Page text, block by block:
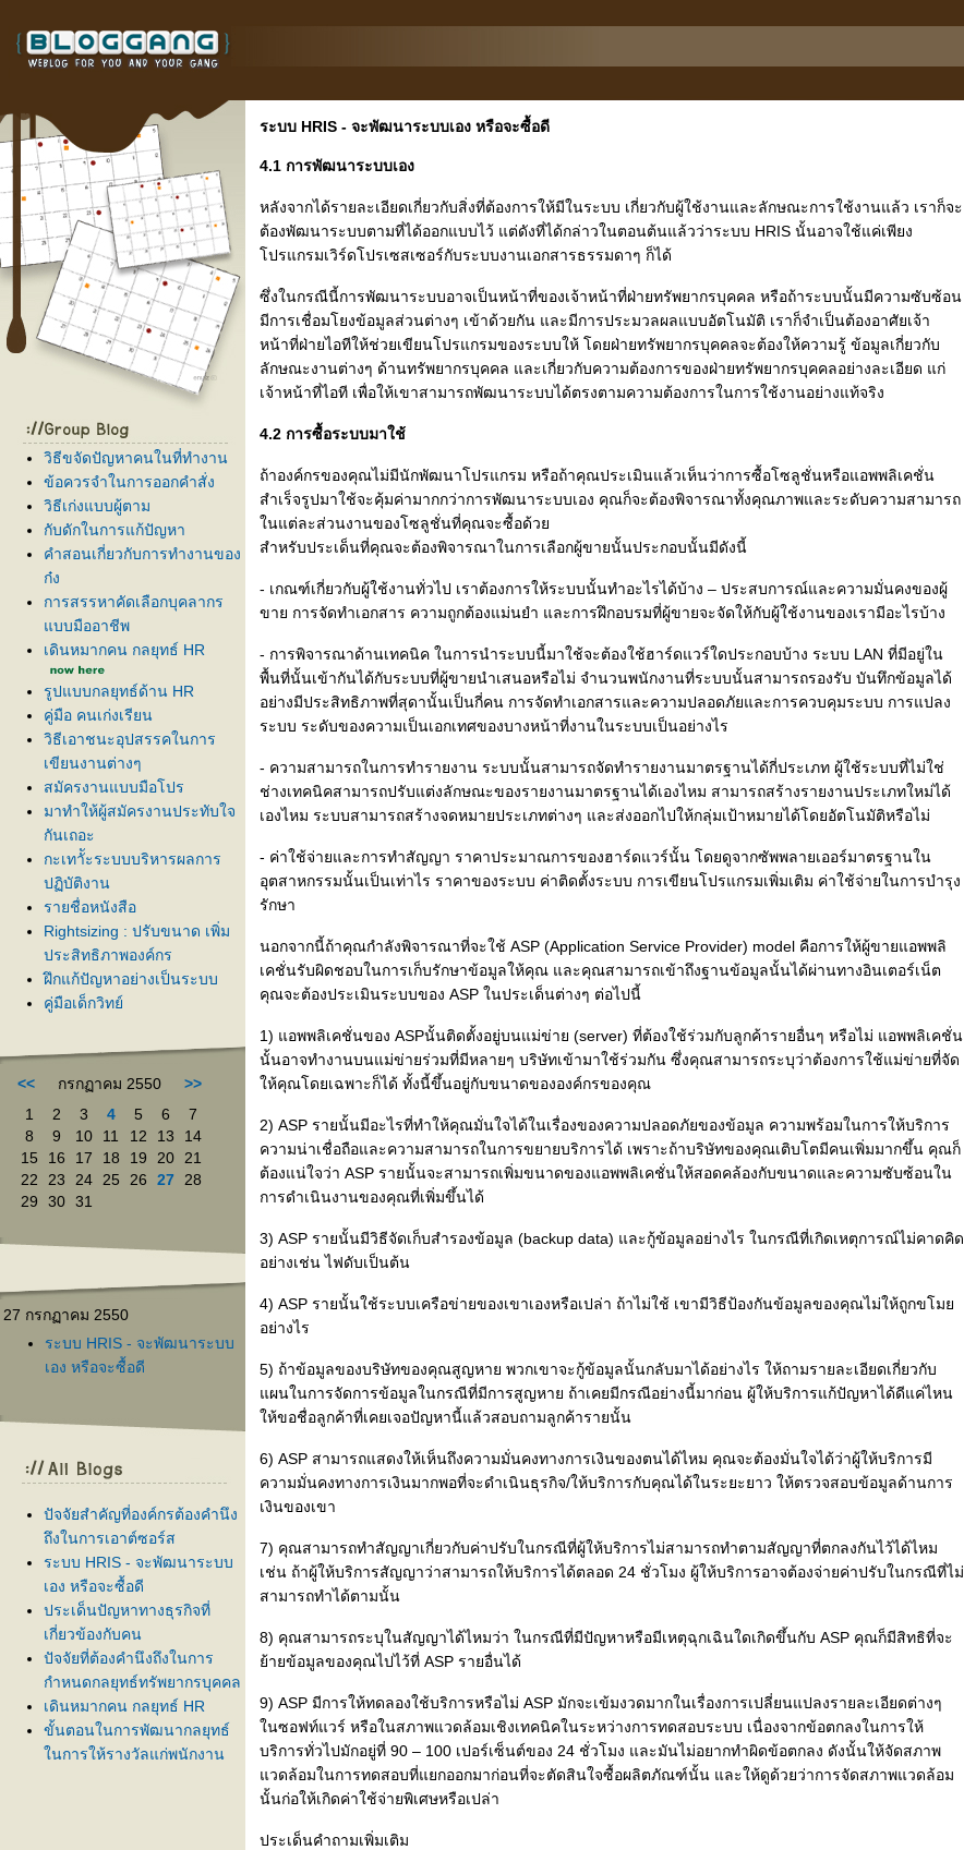
วิธีขจัดปัญหาคนในที่ทำงาน
ข้อควรจำในการออกคำสั่ง
วิธีเก่งแบบผู้ตาม
กับดักในการแก้ปัญหา
คำสอนเกี่ยวกับการทำงานของ
ก๋ง
การสรรหาคัดเลือกบุคลากร
บบมืออาชีพ
เดินหมากคน กลยุทธ์ HR
รูปแบบกลยุทธ์ด้าน HR
คู่มือ คนเก่งเรียน
วิธีเอาชนะอุปสรรคในการ
เขียนงานต่างๆ
สมัครงานแบบมือโปร
มาทำให้ผู้สมัครงานประทับใจ
กันเถอะ
กะเทาััะระบบบริหารผลการ
ปฏิบัติงาน
รายชื่อหนังสือ
Rightsizing : ปรับขนาด เพิ่ม
ประสิทธิภาพองค์กร
ฝึกแก้ปัญหาอย่างเป็นระบบ
คู่มือเด็กวิทย์
<< กรกฏาคม 2550
>>
1
2 3 4 5 6
7
8
9 10 11 12 13
14
15
16 17 18 19 20
21
22
23 24 25 26 27
28
29
30 31
27 กรกฏาคม 2550
ระบบ HRIS - จะพัฒนาระบบ
เอง หรือจะซื้อดี
ปัจจัยสำคัญที่องค์กรต้องคำนึง
ถึงในการเอาต์ซอร์ส
ระบบ HRIS - จะพัฒนาระบบ
เอง หรือจะซื้อดี
ประเด็นปัญหาทางธุรกิจที่
เกี่ยวข้องกับคน
ปัจจัยที่ต้องคำนึงถึงในการ
กำหนดกลยุทธ์ทรัพยากรบุคคล
เดินหมากคน กลยุทธ์ HR
ขั้นตอนในการพัฒนากลยุทธ์
นการให้รางวัลแก่พนักงาน
ระบบ HRIS - จะพัฒนาระบบเอง หรือจะซื้อดี
4.1 การพัฒนาระบบเอง
หลังจากได้รายละเอียดเกี่ยวกับสิ่งที่ต้องการให้มีในระบบ เกี่ยวกับผู้ใช้งานและลักษณะการใช้งานแล้ว เราก็จะ
ต้องพัฒนาระบบตามที่ได้ออกแบบไว้ แต่ดังที่ได้กล่าวในตอนต้นแล้วว่าระบบ HRIS นั้นอาจใช้แค่เพียง
ปรแกรมเวิร์ดโปรเซสเซอร์กับระบบงานเอกสารธรรมดาๆ ก็ได้
ซึ่งในกรณีนี้การพัฒนาระบบอาจเป็นหน้าที่ของเจ้าหน้าที่ฝ่ายทรัพยากรบุคคล หรือถ้าระบบนั้นมีความซับซ้อน
มีการเชื่อมโยงข้อมูลส่วนต่างๆ เข้าด้วยกัน และมีการประมวลผลแบบอัตโนมัติ เราก็จำเป็นต้องอาศัยเจ้า
หน้าที่ฝ่ายไอทีให้ช่วยเขียนโปรแกรมของระบบให้ โดยฝ่ายทรัพยากรบุคคลจะต้องให้ความรู้ ข้อมูลเกี่ยวกับ
ลักษณะงานต่างๆ ด้านทรัพยากรบุคคล และเกี่ยวกับความต้องการของฝ่ายทรัพยากรบุคคลอย่างละเอียด แก่
เจ้าหน้าที่ไอที เพื่อให้เขาสามารถพัฒนาระบบได้ตรงตามความต้องการในการใช้งานอย่างแท้จริง
4.2 การซื้อระบบมาใช้
ถ้าองค์กรของคุณไม่มีนักพัฒนาโปรแกรม หรือถ้าคุณประเมินแล้วเห็นว่าการซื้อโซลูชั่นหรือแอพพลิเคชั่น
สำเร็จรูปมาใช้จะคุ้มค่ามากกว่าการพัฒนาระบบเอง คุณก็จะต้องพิจารณาทั้งคุณภาพและระดับความสามารถ
นแต่ละส่วนงานของโซลูชั่นที่คุณจะซื้อด้ว
สำหรับประเด็นที่คุณจะต้องพิจารณาในการเลือกผู้ขายนั้นประกอบนั้นมีดังนี้
- เกณฑ์เกี่ยวกับผู้ใช้งานทั่วไป เราต้องการให้ระบบนั้นทำอะไรได้บ้าง – ประสบการณ์และความมั่นคงของผู้
ขาย การจัดทำเอกสาร ความถูกต้องแม่นยำ และการฝึกอบรมที่ผู้ขายจะจัดให้กับผู้ใช้งานของเรามีอะไรบ้าง
- การพิจารณาด้านเทคนิค ในการนำระบบนี้มาใช้จะต้องใช้ฮาร์ดแวร์ใดประกอบบ้าง ระบบ LAN ที่มีอยู่ใน
พื้นที่นั้นเข้ากันได้กับระบบที่ผู้ขายนำเสนอหรือไม่ จำนวนพนักงานที่ระบบนั้นสามารถรองรับ บันทึกข้อมูลได้
อย่างมีประสิทธิภาพที่สุดานั้นเป็นกี่คน การจัดทำเอกสารและความปลอดภัยและการควบคุมระบบ การแปลง
ระบบ ระดับของความเป็นเอกเทศของบางหน้าที่งานในระบบเป็นอย่างไร
- ความสามารถในการทำรายงาน ระบบนั้นสามารถจัดทำรายงานมาตรฐานได้กี่ประเภท ผู้ใช้ระบบที่ไม่ใช่
ช่างเทคนิคสามารถปรับแต่งลักษณะของรายงานมาตรฐานได้เองไหม สามารถสร้างรายงานประเภทใหม่ได้
เองไหม ระบบสามารถสร้างจดหมายประเภทต่างๆ และส่งออกไปให้กลุ่มเป้าหมายได้โดยอัตโนมัติหรือไม่
- ค่าใช้จ่ายและการทำสัญญา ราคาประมาณการของฮาร์ดแวร์นั้น โดยดูจากซัพพลายเออร์มาตรฐานใน
อุตสาหกรรมนั้นเป็นเท่าไร ราคาของระบบ ค่าติดตั้งระบบ การเขียนโปรแกรมเพิ่มเติม ค่าใช้จ่ายในการบำรุง
รักษา
นอกจากนี้ถ้าคุณกำลังพิจารณาที่จะใช้ ASP (Application Service Provider) model คือการให้ผู้ขายแอพพลิ
เคชั่นรับผิดชอบในการเก็บรักษาข้อมูลให้คุณ และคุณสามารถเข้าถึงฐานข้อมูลนั้นได้ผ่านทางอินเตอร์เน็ต
คุณจะต้องประเมินระบบของ ASP ในประเด็นต่างๆ ต่อไปนี้
1) แอพพลิเคชั่นของ ASPนั้นติดตั้งอยู่บนแม่ข่าย (server) ที่ต้องใช้ร่วมกับลูกค้ารายอื่นๆ หรือไม่ แอพพลิเคชั่น
นั้นอาจทำงานบนแม่ข่ายร่วมที่มีหลายๆ บริษัทเข้ามาใช้ร่วมกัน ซึ่งคุณสามารถระบุว่าต้องการใช้แม่ข่ายที่จัด
ห้คุณโดยเฉพาะก็ได้ ทั้งนี้ขึ้นอยู่กับขนาดขององค์กรของคุณ
2) ASP รายนั้นมีอะไรที่ทำให้คุณมั่นใจได้ในเรื่องของความปลอดภัยของข้อมูล ความพร้อมในการให้บริการ
ความน่าเชื่อถือและความสามารถในการขยายบริการได้ เพราะถ้าบริษัทของคุณเติบโตมีคนเพิ่มมากขึ้น คุณก็
ต้องแน่ใจว่า ASP รายนั้นจะสามารถเพิ่มขนาดของแอพพลิเคชั่นให้สอดคล้องกับขนาดและความซับซ้อนใน
การดำเนินงานของคุณที่เพิ่มขึ้นได้
3) ASP รายนั้นมีวิธีจัดเก็บสำรองข้อมูล (backup data) และกู้ข้อมูลอย่างไร ในกรณีที่เกิดเหตุการณ์ไม่คาดคิด
อย่างเช่น ไฟดับเป็นต้น
4) ASP รายนั้นใช้ระบบเครือข่ายของเขาเองหรือเปล่า ถ้าไม่ใช้ เขามีวิธีป้องกันข้อมูลของคุณไม่ให้ถูกขโม
อย่างไร
5) ถ้าข้อมูลของบริษัทของคุณสูญหาย พวกเขาจะกู้ข้อมูลนั้นกลับมาได้อย่างไร ให้ถามรายละเอียดเกี่ยวกับ
ผนในการจัดการข้อมูลในกรณีที่มีการสูญหาย ถ้าเคยมีกรณีอย่างนี้มาก่อน ผู้ให้บริการแก้ปัญหาได้ดีแค่ไหน
ห้ขอชื่อลูกค้าที่เคยเจอปัญหานี้แล้วสอบถามลูกค้ารายนั้น
6) ASP สามารถแสดงให้เห็นถึงความมั่นคงทางการเงินของตนได้ไหม คุณจะต้องมั่นใจได้ว่าผู้ให้บริการมี
ความมั่นคงทางการเงินมากพอที่จะดำเนินธุรกิจ/ให้บริการกับคุณได้ในระยะยาว ให้ตรวจสอบข้อมูลด้านการ
เงินของเขา
7) คุณสามารถทำสัญญาเกี่ยวกับค่าปรับในกรณีที่ผู้ให้บริการไม่สามารถทำตามสัญญาที่ตกลงกันไว้ได้ไหม
เช่น ถ้าผู้ให้บริการสัญญาว่าสามารถให้บริการได้ตลอด 24 ชั่วโมง ผู้ให้บริการอาจต้องจ่ายค่าปรับในกรณีที่ไม่
สามารถทำได้ตามนั้น
8) คุณสามารถระบุในสัญญาได้ไหมว่า ในกรณีที่มีปัญหาหรือมีเหตุฉุกเฉินใดเกิดขึ้นกับ ASP คุณก็มีสิทธิที่จะ
้ายข้อมูลของคุณไปไว้ที่ ASP รายอื่นได้
9) ASP มีการให้ทดลองใช้บริการหรือไม่ ASP มักจะเข้มงวดมากในเรื่องการเปลี่ยนแปลงรายละเอียดต่างๆ
นซอฟท์แวร์ หรือในสภาพแวดล้อมเชิงเทคนิคในระหว่างการทดสอบระบบ เนื่องจากข้อตกลงในการให้
บริการทั่วไปมักอยู่ที่ 90 – 100 เปอร์เซ็นต์ของ 24 ชั่วโมง และมันไม่อยากทำผิดข้อตกลง ดังนั้นให้จัดสภาพ
วดล้อมในการทดสอบที่แยกออกมาก่อนที่จะตัดสินใจซื้อผลิตภัณฑ์นั้น และให้ดูด้วยว่าการจัดสภาพแวดล้อม
นั้นก่อให้เกิดค่าใช้จ่ายพิเศษหรือเปล่า
ประเด็นคำถามเพิ่มเติม